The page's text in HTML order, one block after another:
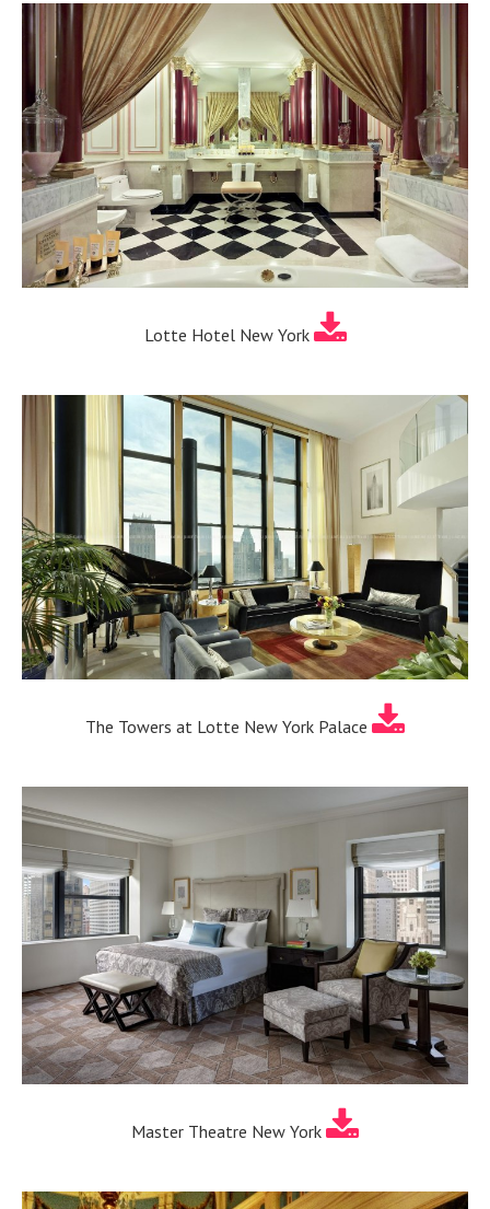
Lotte Hotel New York
The Towers at Lotte New York Palace
Master Theatre New York